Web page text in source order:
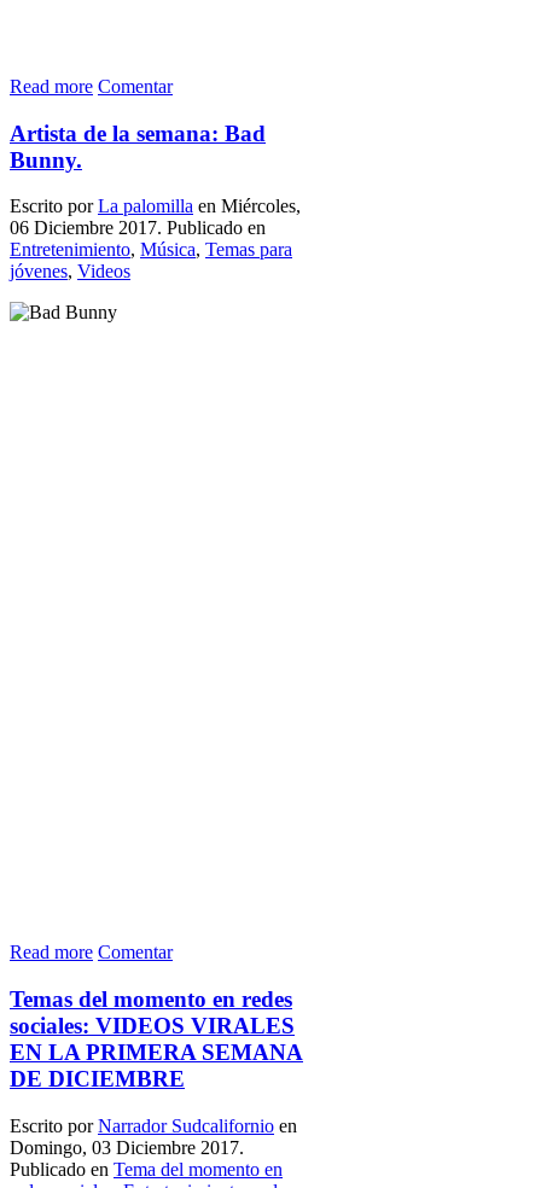
Read more Comentar
Artista de la semana: Bad
Bunny.
Escrito porLa palomilla en Miércoles,
06 Diciembre 2017. Publicado en
Entretenimiento, Música, Temas para
jóvenes, Videos
Read more Comentar
Temas del momento en redes
sociales: VIDEOS VIRALES
EN LA PRIMERA SEMANA
DE DICIEMBRE
Escrito porNarrador Sudcalifornio en
Domingo, 03 Diciembre 2017.
Publicado en Tema del momento en